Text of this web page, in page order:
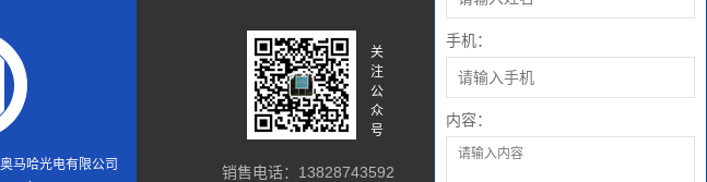
手机：
内容：
马哈光电有限公司
关
注
公
众
号
销售电话：13828743592